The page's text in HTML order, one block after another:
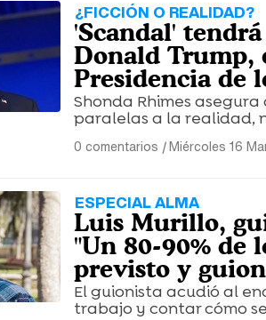
¿FICCIÓN O REALIDAD?
'Scandal'
Donald Trump,
Presidencia de
Shonda Rhimes
paralelas a la realidad,
0 comentarios |Miércoles 16
ESPECIAL ALMA
Luis Murillo,
"Un 80-90% de
previsto y
El guionista acudió al
trabajo y contar cómo